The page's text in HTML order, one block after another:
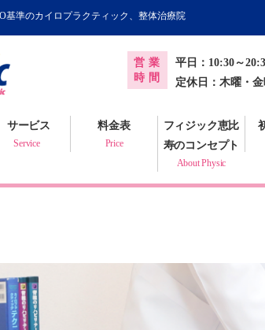
基準のカイロプラクティック、整体治療院
営業
時間
平日：10:30～
定休日：木曜・
サービス
Service
イロプラクティック
が認めるカイロプラクティック
康判断・体質チェック
料金表
Price
フィジック恵比
寿のコンセプト
About Physic